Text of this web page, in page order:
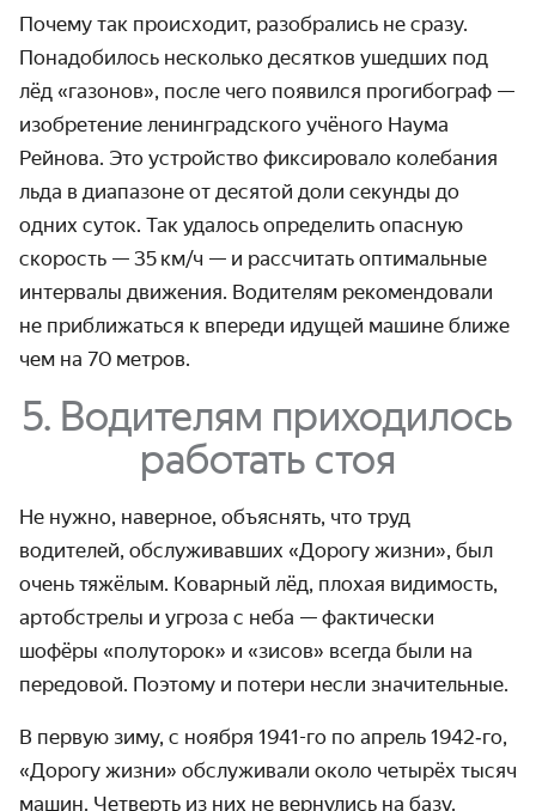
Почему так происходит, разобрались не сразу.
Понадобилось несколько десятков ушедших под
лёд «газонов», после чего появился прогибограф —
изобретение ленин­градского учёного Наума
Рейнова. Это устройство фиксировало колебания
льда в диапазоне от десятой доли секунды до
одних суток. Так удалось определить опасную
скорость — 35 км / ч — и рассчитать оптимальные
интервалы движения. Водителям рекомендовали
не приближаться к впереди идущей машине ближе
чем на 70 метров.
5. Водителям приходилось
работать стоя
Не нужно, наверное, объяснять, что труд
водителей, обслужи­вавших «Дорогу жизни», был
очень тяжёлым. Коварный лёд, плохая видимость,
артобстрелы и угроза с неба — фактически
шофёры «полуторок» и «зисов» всегда были на
передовой. Поэтому и потери несли значительные.
В первую зиму, с ноября 1941-го по апрель 1942‑го,
«Дорогу жизни» обслуживали около четырёх тысяч
машин. Четверть из них не вернулись на базу.